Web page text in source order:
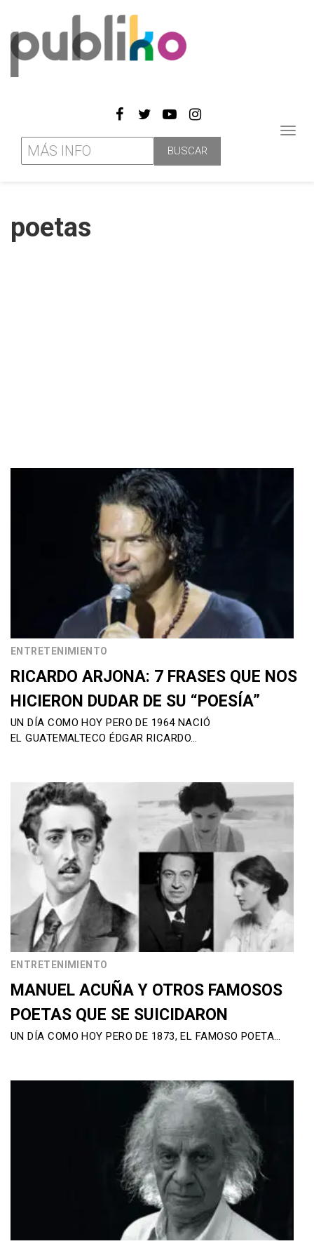
poetas
ENTRETENIMIENTO
RICARDO ARJONA: 7 FRASES QUE NOS
HICIERON DUDAR DE SU “POESÍA”
UN DÍA COMO HOY PERO DE 1964 NACIÓ
EL GUATEMALTECO ÉDGAR RICARDO…
ENTRETENIMIENTO
MANUEL ACUÑA Y OTROS FAMOSOS
POETAS QUE SE SUICIDARON
UN DÍA COMO HOY PERO DE 1873, EL FAMOSO POETA…